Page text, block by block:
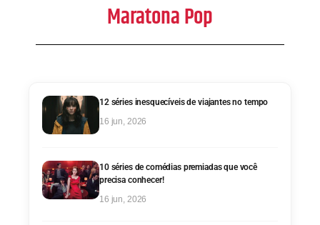
Maratona Pop
12 séries inesquecíveis de viajantes no tempo
16 jun, 2026
10 séries de comédias premiadas que você
precisa conhecer!
16 jun, 2026